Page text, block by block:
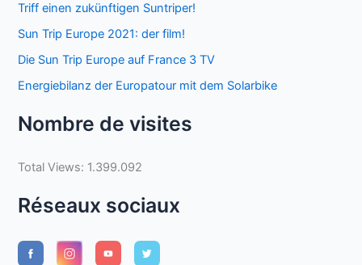
Triff einen zukünftigen Suntriper!
Sun Trip Europe 2021: der film!
Die Sun Trip Europe auf France 3 TV
Energiebilanz der Europatour mit dem Solarbike
Nombre de visites
Total Views: 1.399.092
Réseaux sociaux